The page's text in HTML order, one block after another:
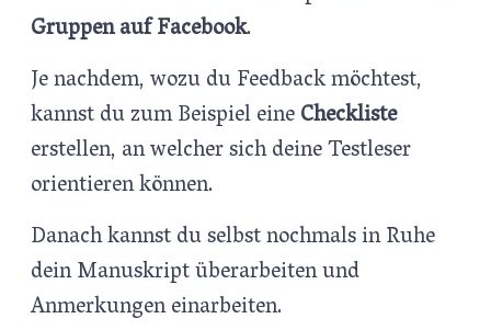
Gruppen auf Facebook.
Je nachdem, wozu du Feedback möchtest,
kannst du zum Beispiel eineCheckliste
erstellen, an welcher sich deine Testleser
orientieren können.
Danach kannst du selbst nochmals in Ruhe
dein Manuskript überarbeiten und
Anmerkungen einarbeiten.